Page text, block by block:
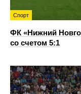
Спорт
ФК «Нижний
со счетом 5:1